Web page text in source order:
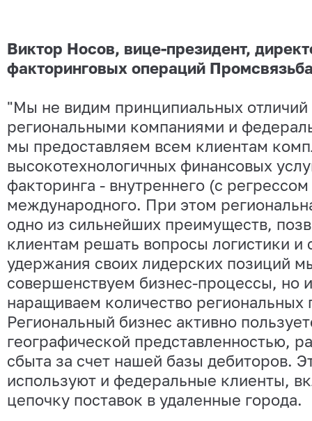
Виктор Носов, вице-президент,
факторинговых операций
"Мы не видим принципиальных
региональными компаниями и
мы предоставляем всем клиентам
высокотехнологичных финансовых
факторинга - внутреннего (с
международного. При этом
одно из сильнейших преимуществ,
клиентам решать вопросы логистики и
удержания своих лидерских позиций
совершенствуем бизнес-процессы, но
наращиваем количество региональных
Региональный бизнес активно
географической представленностью,
сбыта за счет нашей базы дебиторов.
используют и федеральные клиенты,
цепочку поставок в удаленные города.